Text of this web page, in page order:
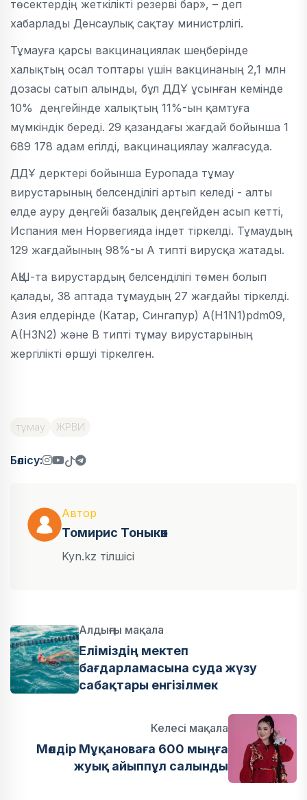
төсектердің жеткілікті резерві бар», – деп
хабарлады Денсаулық сақтау министрлігі.
Тұмауға қарсы вакцинациялак шеңберінде
халықтың осал топтары үшін вакцинаның 2,1 млн
дозасы сатып алынды, бұл ДДҰ ұсынған кемінде
10% деңгейінде халықтың 11%-ын қамтуға
мүмкіндік береді. 29 қазандағы жағдай бойынша 1
689 178 адам егілді, вакцинациялау жалғасуда.
ДДҰ дерктері бойынша Еуропада тұмау
вирустарының белсенділігі артып келеді - алты
елде ауру деңгейі базалық деңгейден асып кетті,
Испания мен Норвегияда індет тіркелді. Тұмаудың
129 жағдайының 98%-ы А типті вирусқа жатады.
АҚШ-та вирустардың белсенділігі төмен болып
қалады, 38 аптада тұмаудың 27 жағдайы тіркелді.
Азия елдерінде (Катар, Сингапур) А(H1N1)pdm09,
A(H3N2) және В типті тұмау вирустарының
жергілікті өршуі тіркелген.
тұмау ЖРВИ
Бөлісу:
Автор
Томирис Тоныкөк
Kyn.kz тілшісі
Алдыңғы мақала
Еліміздің мектеп
бағдарламасына суда жүзу
сабақтары енгізілмек
Келесі мақала
Мөлдір Мұқановаға 600 мыңға
жуық айыппұл салынды